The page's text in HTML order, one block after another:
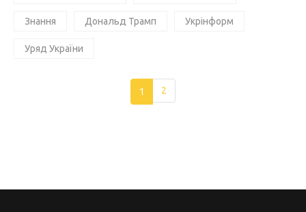
Знання Дональд Трамп Укрінформ
Уряд України
1 2